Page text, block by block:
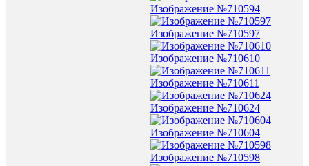
Изображение №710594
Изображение №710597
Изображение №710610
Изображение №710611
Изображение №710624
Изображение №710604
Изображение №710598